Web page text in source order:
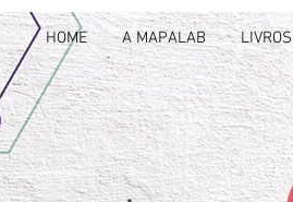
HOME A MAPALAB LIVROS